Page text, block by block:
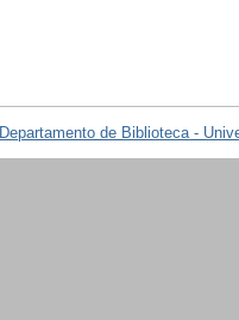
Departamento de Biblioteca -